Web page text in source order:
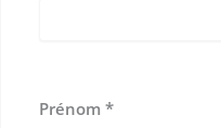
Prénom *